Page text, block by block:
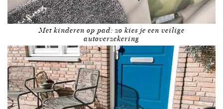
Met kinderen op pad: zo kies je een veilige
autoverzekering